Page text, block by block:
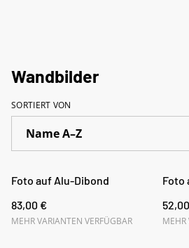
Wandbilder
SORTIERT VON
Foto auf Alu-Dibond
83,00 €
MEHR VARIANTEN VERFÜGBAR
Foto
MEHR